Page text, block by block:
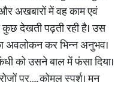
और अखबारों में वह काम एवं
कुछ देखती पढ़ती रही है। उस
अवलोकन कर भिन्न अनुभव।
को उसने बाल में फंसा दिया।
पर..... कोमल स्पर्श। मन